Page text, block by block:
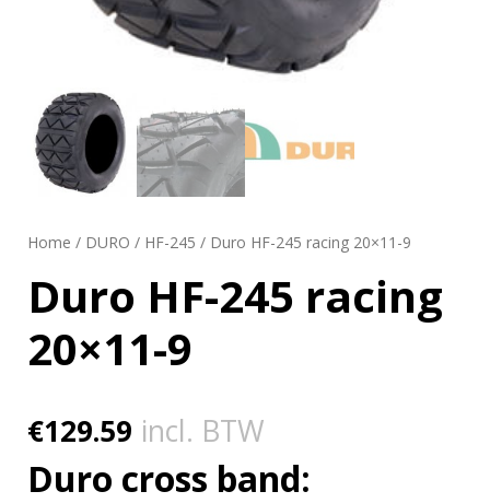
Home / DURO / HF-245 / Duro HF-245 racing 20×11-9
Duro HF-245 racing
20×11-9
€129.59 incl. BTW
Duro cross band: